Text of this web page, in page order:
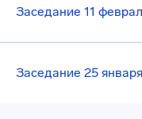
Заседание 11
Заседание 25